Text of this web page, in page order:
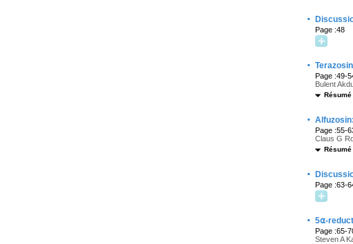
·
Page :48
·
Page :49-
Bulent
Résumé
·
Page :55-
Claus G
Résumé
·
Page :63-
· 5⍺-
Page :65-
Steven A